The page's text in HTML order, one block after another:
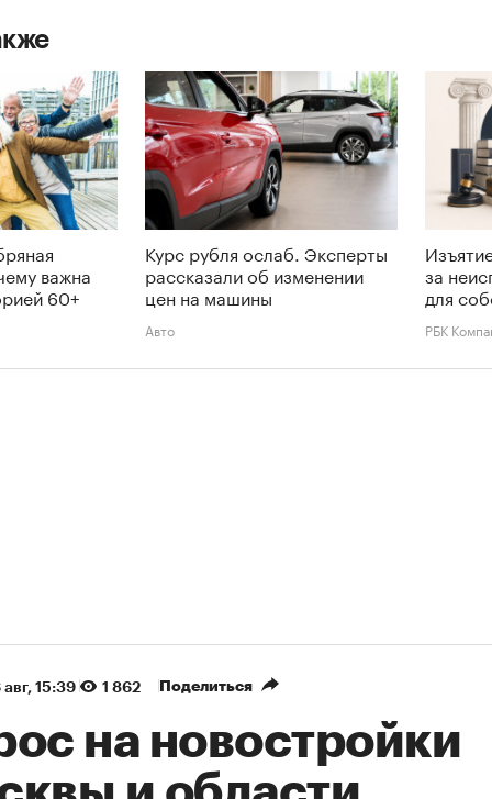
важна
60+
Курс рубля ослаб. Эксперты
рассказали об изменении
цен на машины
Авто
за
для
РБК
15:39 1 862 Поделиться
на новостройки